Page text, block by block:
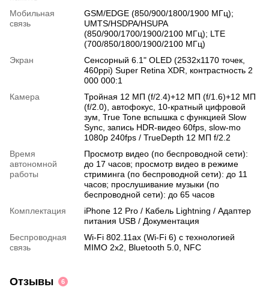
Мобильная
связь
GSM/EDGE (850/900/1800/1900 МГц);
UMTS/HSDPA/HSUPA
(850/900/1700/1900/2100 МГц); LTE
(700/850/1800/1900/2100 МГц)
Экран
Сенсорный 6.1" OLED (2532x1170 точек,
460ppi) Super Retina XDR, контрастность 2
000 000:1
Камера
Тройная 12 МП (f/2.4)+12 МП (f/1.6)+12 МП
(f/2.0), автофокус, 10-кратный цифровой
зум, True Tone вспышка с функцией Slow
Sync, запись HDR‑видео 60fps, slow-mo
1080р 240fps / TrueDepth 12 МП f/2.2
Время
автономной
работы
Просмотр видео (по беспроводной сети):
до 17 часов; просмотр видео в режиме
стриминга (по беспроводной сети): до 11
часов; прослушивание музыки (по
беспроводной сети): до 65 часов
Комплектация
iPhone 12 Pro / Кабель Lightning / Адаптер
питания USB / Документация
Беспроводная
связь
Wi‑Fi 802.11ax (Wi-Fi 6) с технологией
MIMO 2x2, Bluetooth 5.0, NFC
Отзывы 6